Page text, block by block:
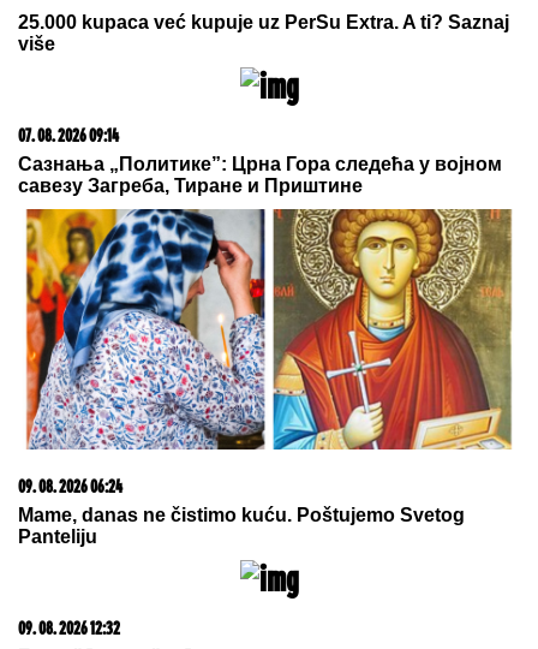
HAOS U EMISIJI!Gledateljka se
GUŠILA U SUZAMA zbog Maje
Marinković, jecala na sav glas:
"Mnogo mi je teško"
DRŽAVA DAJE 20.000 EVRA:Evo šta
je potrebno za subvenciju za prvu
nekretninu
Zvezda po notama Kataija srušila Novi Pazar!
Crveno-beli slavili sa igračem manje i napravili
dobru uvertiru za meč sezone